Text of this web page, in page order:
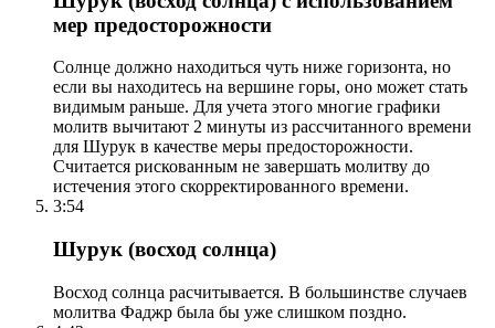
мер предосторожности
Солнце должно находиться чуть ниже горизонта, но
если вы находитесь на вершине горы, оно может стать
видимым раньше. Для учета этого многие графики
молитв вычитают 2 минуты из рассчитанного времени
для Шурук в качестве меры предосторожности.
Считается рискованным не завершать молитву до
истечения этого скорректированного времени.
3:54
Шурук (восход солнца)
Восход солнца расчитывается. В большинстве случаев
молитва Фаджр была бы уже слишком поздно.